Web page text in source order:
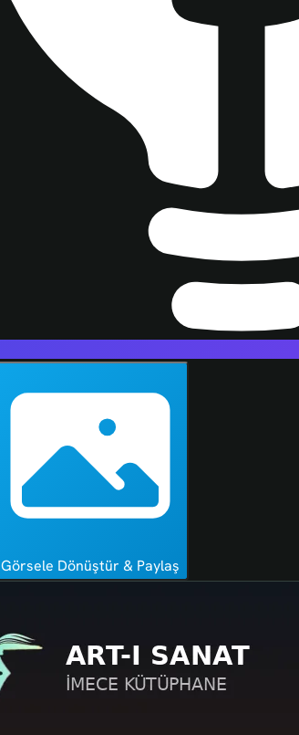
Görsele Dönüştür & Paylaş